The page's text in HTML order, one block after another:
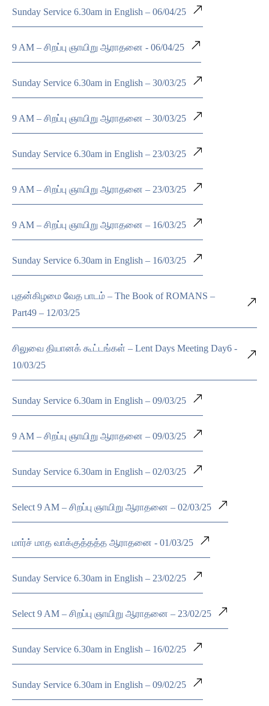
Sunday Service 6.30am in English – 06/04/25
9 AM – சிறப்பு ஞாயிறு ஆராதனை - 06/04/25
Sunday Service 6.30am in English – 30/03/25
9 AM – சிறப்பு ஞாயிறு ஆராதனை – 30/03/25
Sunday Service 6.30am in English – 23/03/25
9 AM – சிறப்பு ஞாயிறு ஆராதனை – 23/03/25
9 AM – சிறப்பு ஞாயிறு ஆராதனை – 16/03/25
Sunday Service 6.30am in English – 16/03/25
புதன்கிழமை வேத பாடம் – The Book of ROMANS –
Part49 – 12/03/25
சிலுவை தியானக் கூட்டங்கள் – Lent Days Meeting Day6 -
10/03/25
Sunday Service 6.30am in English – 09/03/25
9 AM – சிறப்பு ஞாயிறு ஆராதனை – 09/03/25
Sunday Service 6.30am in English – 02/03/25
Select 9 AM – சிறப்பு ஞாயிறு ஆராதனை – 02/03/25
மார்ச் மாத வாக்குத்தத்த ஆராதனை - 01/03/25
Sunday Service 6.30am in English – 23/02/25
Select 9 AM – சிறப்பு ஞாயிறு ஆராதனை – 23/02/25
Sunday Service 6.30am in English – 16/02/25
Sunday Service 6.30am in English – 09/02/25